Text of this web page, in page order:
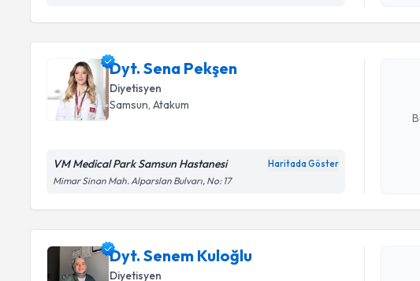
Dyt. Sena Pekşen
Diyetisyen
Samsun , Atakum
VM Medical Park Samsun Hastanesi Haritada Göster
Mimar Sinan Mah. Alparslan Bulvarı, No: 17
Dyt. Senem Kuloğlu
Diyetisyen
Randevu